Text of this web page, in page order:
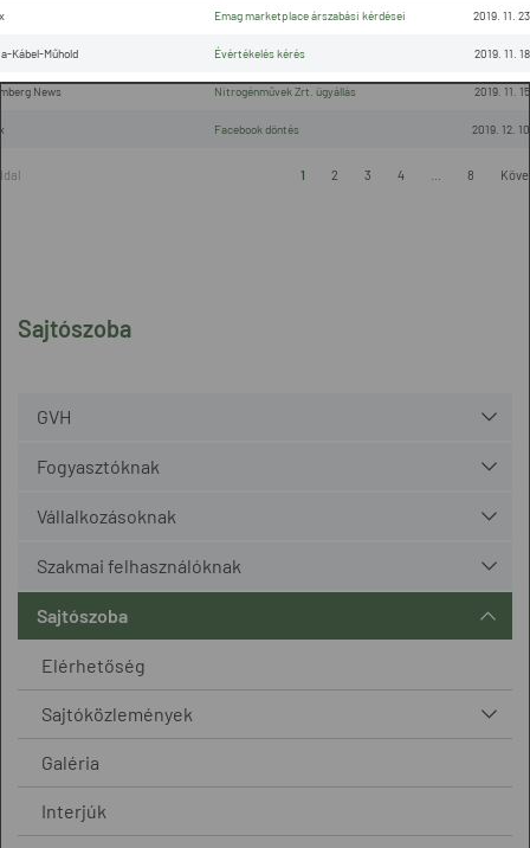
Sajtószoba
GVH
Fogyasztóknak
Vállalkozásoknak
Szakmai felhasználóknak
Sajtószoba
Elérhetőség
Sajtóközlemények
Galéria
Interjúk
Emag marketplace árszabási kérdései 2019. 11. 23
Kábel-Műhold Évértékelés kérés 2019. 11. 18
News Nitrogénművek Zrt. ügyállás 2019. 11. 15
Facebook döntés 2019. 12. 10
1 2 3 4 8